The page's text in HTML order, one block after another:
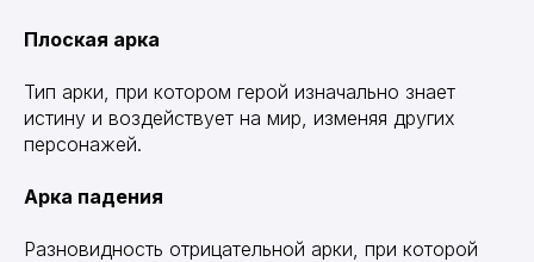
Плоская арка
Тип арки, при котором герой изначально знает
истину и воздействует на мир, изменяя других
персонажей.
Арка падения
Разновидность отрицательной арки, при которой